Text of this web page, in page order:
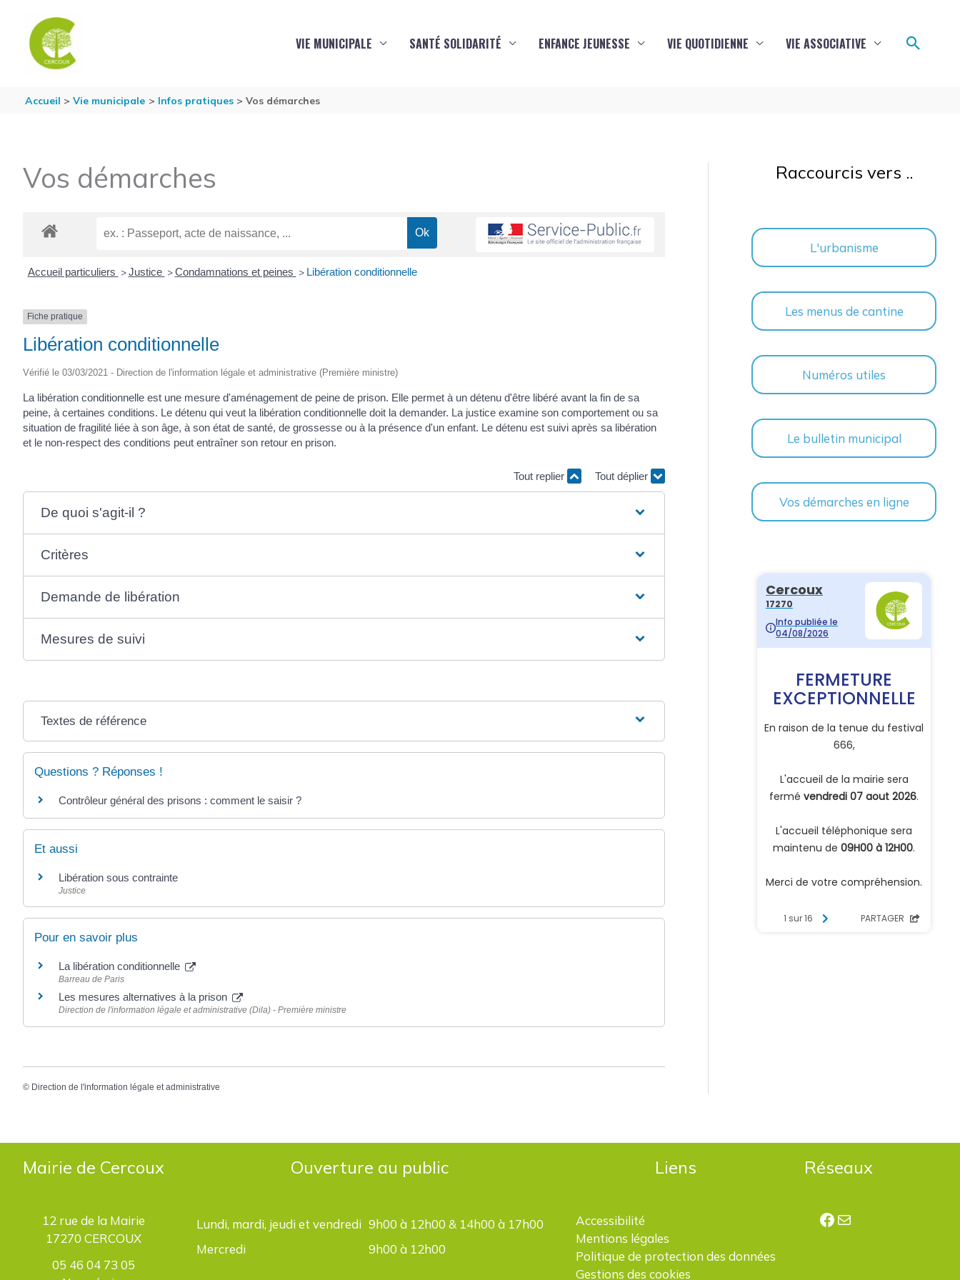
VIE MUNICIPALE SANTÉ SOLIDARITÉ ENFANCE JEUNESSE VIE QUOTIDIENNE VIE ASSOCIATIVE
Accueil Vie municipale Infos pratiques Vos démarches
Vos démarches
Accueil particuliers > Justice > Condamnations et peines > Libération conditionnelle
Fiche pratique
Libération conditionnelle
Vérifié le 03/03/2021 - Direction de l'information légale et administrative (Première ministre)
La libération conditionnelle est une mesure d'aménagement de peine de prison. Elle permet à un détenu d'être libéré avant la fin de sa
peine, à certaines conditions. Le détenu qui veut la libération conditionnelle doit la demander. La justice examine son comportement ou sa
situation de fragilité liée à son âge, à son état de santé, de grossesse ou à la présence d'un enfant. Le détenu est suivi après sa libération
et le non-respect des conditions peut entraîner son retour en prison.
Tout replier Tout déplier
De quoi s'agit-il ?
Critères
Demande de libération
Mesures de suivi
Textes de référence
Questions ? Réponses !
Contrôleur général des prisons : comment le saisir ?
Et aussi
Libération sous contrainte
Justice
Pour en savoir plus
La libération conditionnelle
Barreau de Paris
Les mesures alternatives à la prison
Direction de l'information légale et administrative (Dila) - Première ministre
© Direction de l'information légale et administrative
Raccourcis vers ..
L'urbanisme
Les menus de cantine
Numéros utiles
Le bulletin municipal
Vos démarches en ligne
Mairie de Cercoux
12 rue de la Mairie
17270 CERCOUX
05 46 04 73 05
Ouverture au public
Lundi, mardi, jeudi et vendredi 9h00 à 12h00 & 14h00 à 17h00
Mercredi
9h00 à 12h00
Liens
Accessibilité
Mentions légales
Politique de protection des données
Gestions des cookies
Réseaux
Facebook
E-mail